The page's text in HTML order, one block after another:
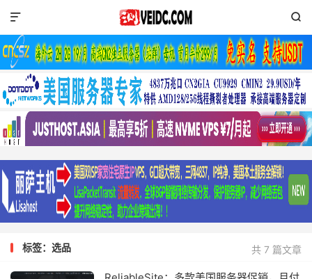


共 7 篇文章
标签：选品